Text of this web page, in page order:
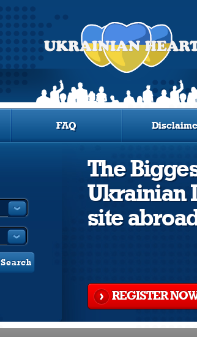
FAQ
Search
The
Ukrainian
site
REGISTER